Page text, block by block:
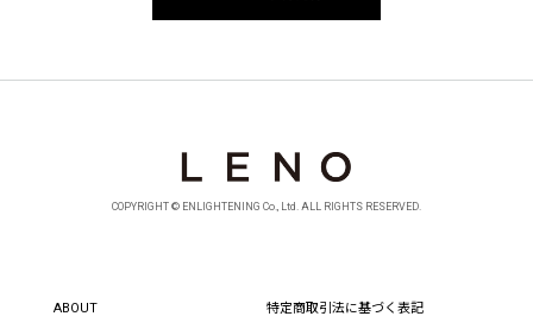
COPYRIGHT © ENLIGHTENING Co., Ltd. ALL RIGHTS RESERVED.
ABOUT 特定商取引法に基づく表記